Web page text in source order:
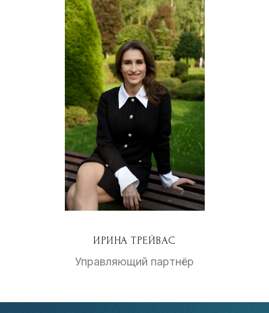
ИРИНА ТРЕЙВАС
Управляющий партнёр